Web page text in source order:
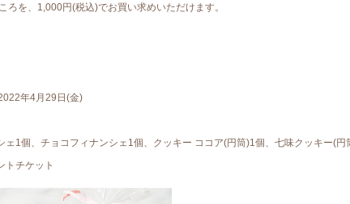
を、1,000円(税込)でお買い求めいただけます。
年4月29日(金)
ェ1個、チョコフィナンシェ1個、クッキー ココア(円筒)1個、七味クッキー(
トチケット